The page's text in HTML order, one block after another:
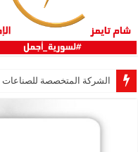
الشركة المتخصصة للصناعات